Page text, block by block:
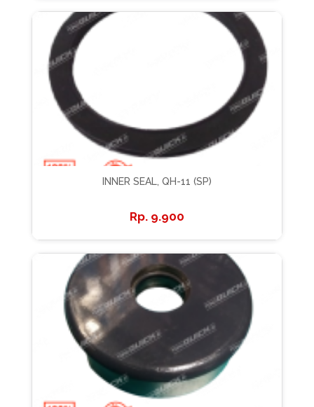
INNER SEAL, QH-11 (SP)
9.900